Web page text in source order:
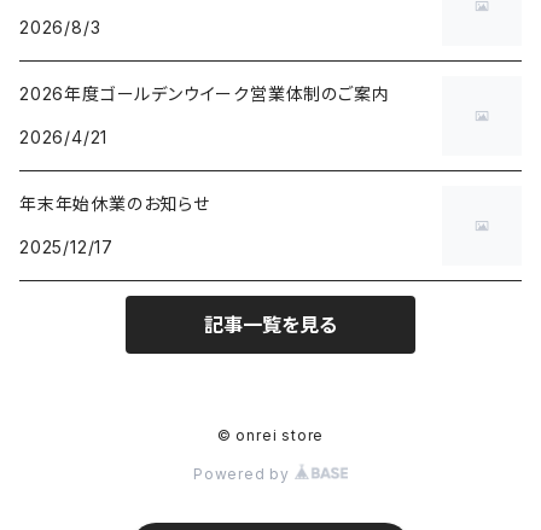
2026/8/3
2026年度ゴールデンウイーク営業体制のご案内
2026/4/21
年末年始休業のお知らせ
2025/12/17
記事一覧を見る
© onrei store
Powered by